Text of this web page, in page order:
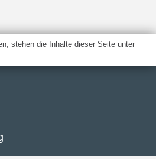
stehen die Inhalte dieser Seite unter